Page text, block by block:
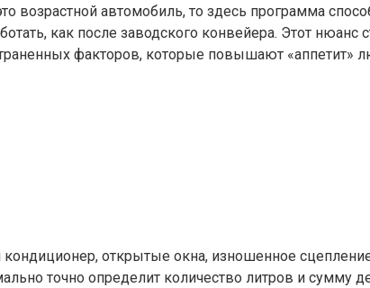
возрастной автомобиль, то здесь программа
как после заводского конвейера. Этот
факторов, которые повышают «аппетит»
открытые окна, изношенное
точно определит количество литров и сумму